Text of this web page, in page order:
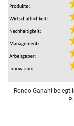
Rondo Ganahl belegt